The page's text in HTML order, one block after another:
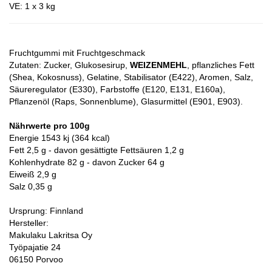
VE: 1 x 3 kg
Fruchtgummi mit Fruchtgeschmack
Zutaten: Zucker, Glukosesirup, WEIZENMEHL , pflanzliches Fett
(Shea, Kokosnuss), Gelatine, Stabilisator (E422), Aromen, Salz,
Säureregulator (E330), Farbstoffe (E120, E131, E160a),
Pflanzenöl (Raps, Sonnenblume), Glasurmittel (E901, E903).
Nährwerte pro 100g
Energie 1543 kj (364 kcal)
Fett 2,5 g - davon gesättigte Fettsäuren 1,2 g
Kohlenhydrate 82 g - davon Zucker 64 g
Eiweiß 2,9 g
Salz 0,35 g
Ursprung: Finnland
Hersteller:
Makulaku Lakritsa Oy
Työpajatie 24
06150 Porvoo